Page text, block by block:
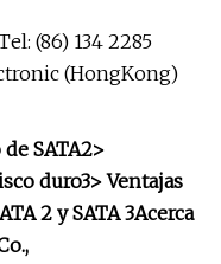
: (86) 134 2285
(HongKong)
SATA2>
duro3> Ventajas
2 y SATA 3Acerca